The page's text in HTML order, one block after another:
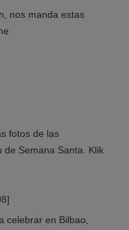
nos manda estas
fotos de las
de Semana Santa. Klik
celebrar en Bilbao,